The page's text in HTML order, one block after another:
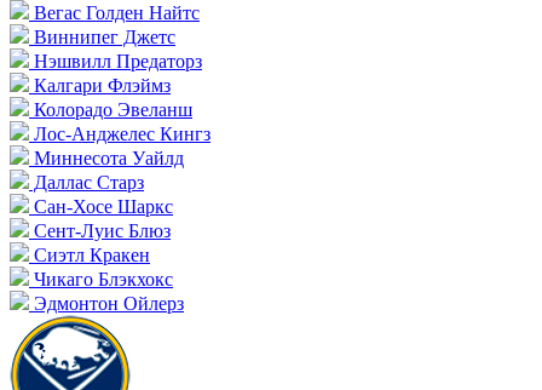
Вегас Голден Найтс
Виннипег Джетс
Нэшвилл Предаторз
Калгари Флэймз
Колорадо Эвеланш
Лос-Анджелес Кингз
Миннесота Уайлд
Даллас Старз
Сан-Хосе Шаркс
Сент-Луис Блюз
Сиэтл Кракен
Чикаго Блэкхокс
Эдмонтон Ойлерз